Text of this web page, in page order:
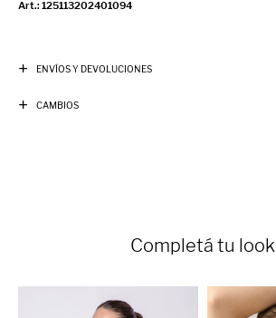
125113202401094
ENVÍOS Y DEVOLUCIONES
CAMBIOS
Completá tu look